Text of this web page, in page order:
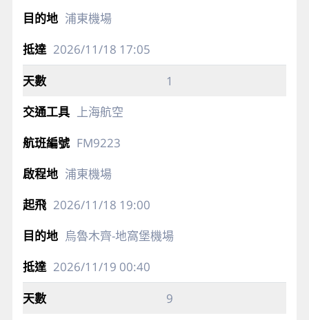
浦東機場
2026/11/18 17:05
1
上海航空
FM9223
浦東機場
2026/11/18 19:00
烏魯木齊-地窩堡機場
2026/11/19 00:40
9